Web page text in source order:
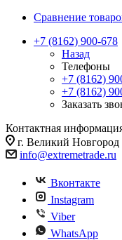
Сравнение
+7 (8162) 900-678
Назад
Телефоны
+7 (8162)
+7 (8162)
Заказать
Контактная
г. Великий Новгород
info@extremetrade.ru
Вконтакте
Instagram
Viber
WhatsApp